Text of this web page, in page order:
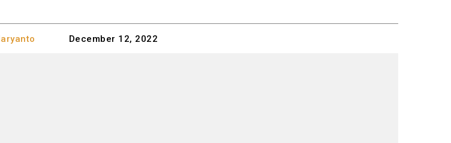
December 12, 2022